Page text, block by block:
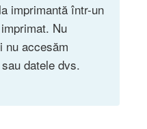
imprimantă într-un
Nu
nu accesăm
datele dvs.